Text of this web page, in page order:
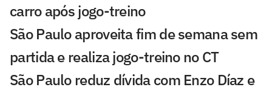
carro após jogo-treino
São Paulo aproveita fim de semana sem
partida e realiza jogo-treino no CT
São Paulo reduz dívida com Enzo Díaz e